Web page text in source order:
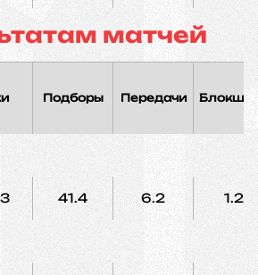
матчей
Подборы Передачи
41.4 6.2 1.2